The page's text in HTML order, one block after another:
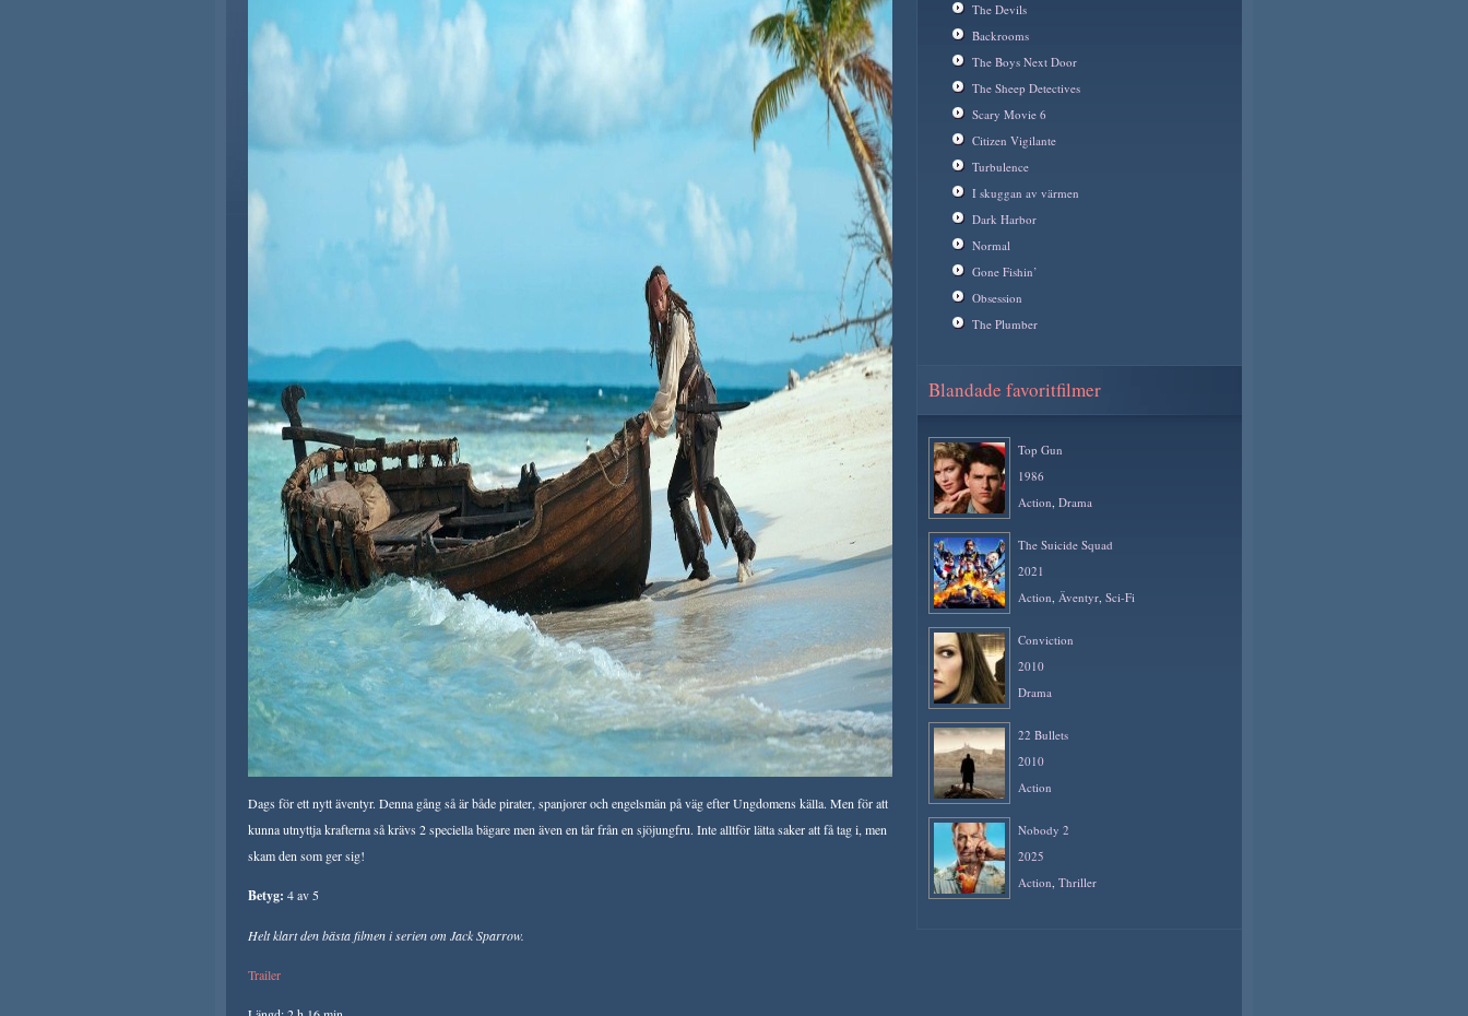
Dags för ett nytt äventyr. Denna gång så är både pirater, spanjorer och engelsmän på väg efter Ungdomens källa. Men för att
kunna utnyttja krafterna så krävs 2 speciella bägare men även en tår från en sjöjungfru. Inte alltför lätta saker att få tag i, men
skam den som ger sig!
Betyg: 4 av 5
Helt klart den bästa filmen i serien om Jack Sparrow.
Trailer
The Devils
Backrooms
The Boys Next Door
The Sheep Detectives
Scary Movie 6
Citizen Vigilante
Turbulence
I skuggan av värmen
Dark Harbor
Normal
Gone Fishin’
Obsession
The Plumber
Blandade favoritfilmer
Top Gun
1986
Action, Drama
The Suicide Squad
2021
Action, Äventyr, Sci-Fi
Conviction
2010
Drama
22 Bullets
2010
Action
Nobody 2
2025
Action, Thriller